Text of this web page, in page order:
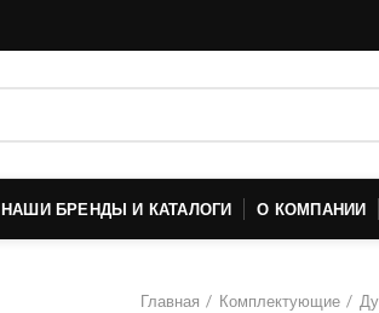
НАШИ БРЕНДЫ И КАТАЛОГИ О КОМПАНИИ
Главная Комплектующие